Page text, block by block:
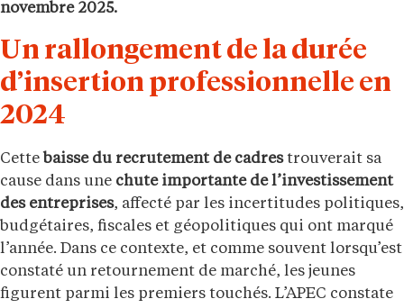
novembre 2025.
Un rallongement de la durée
d’insertion professionnelle en
2024
Cette baisse du recrutement de cadrestrouverait sa
cause dans une chute importante de l’investissement
des entreprises, affecté par les incertitudes politiques,
budgétaires, fiscales et géopolitiques qui ont marqué
l’année. Dans ce contexte, et comme souvent lorsqu’est
constaté un retournement de marché, les jeunes
figurent parmi les premiers touchés. L’APEC constate